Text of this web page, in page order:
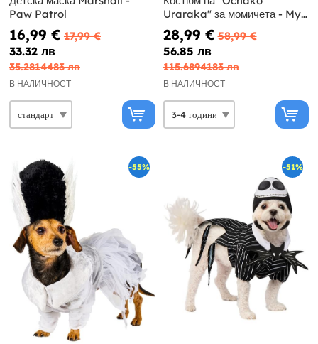
Paw Patrol
16,99 € 17,99 €
33.32 лв
35.2814483 лв
В НАЛИЧНОСТ
Uraraka'' за момичета - My
Hero Academia
28,99 € 58,99 €
56.85 лв
115.6894183 лв
В НАЛИЧНОСТ
-55% -51%